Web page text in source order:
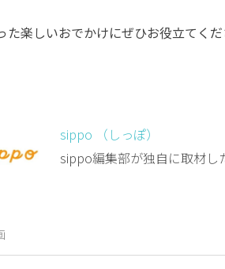
た楽しいおでかけにぜひお役立てくだ
sippo （しっぽ）
sippo編集部が独自に取材し